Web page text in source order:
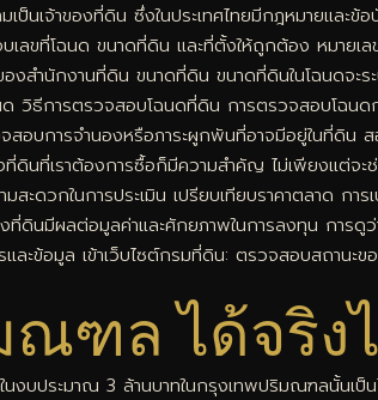
นเจ้าของที่ดิน ซึ่งในประเทศไทยมีกฎหมายและ
ขที่โฉนด ขนาดที่ดิน และที่ตั้งให้ถูกต้อง หมายเลข
สำนักงานที่ดิน ขนาดที่ดิน ขนาดที่ดินในโฉนดจะร
วิธีการตรวจสอบโฉนดที่ดิน การตรวจสอบโฉน
บการจำนองหรือภาระผูกพันที่อาจมีอยู่ในที่ดิน
ที่เราต้องการซื้อก็มีความสำคัญ ไม่เพียงแต่จะ
วกในการประเมิน เปรียบเทียบราคาตลาด กา
นมีผลต่อมูลค่าและศักยภาพในการลงทุน การดู
ะข้อมูล เข้าเว็บไซต์กรมที่ดิน: ตรวจสอบสถานะ
ณฑล ได้จริง
งบประมาณ 3 ล้านบาทในกรุงเทพปริมณฑลนั้นเ